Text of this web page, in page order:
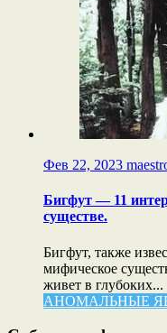
Фев 22, 2023
Бигфут — 11
существе.
Бигфут, также
мифическое
живет в глубоких...
АНОМАЛЬНЫЕ